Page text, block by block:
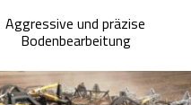
Aggressive und präzise
Bodenbearbeitung